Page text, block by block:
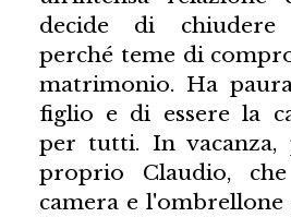
decide di chiudere
perché teme di
matrimonio. Ha
figlio e di essere la
per tutti. In vacanza,
proprio Claudio,
camera e l'ombrellone